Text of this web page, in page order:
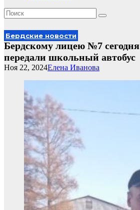
Бердские новости
Бердскому лицею №7 сегодня
передали школьный автобус
Елена Иванова
Ноя 22, 2024